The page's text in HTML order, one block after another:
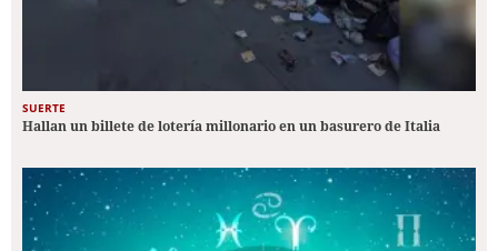
SUERTE
Hallan un billete de lotería millonario en un basurero de Italia